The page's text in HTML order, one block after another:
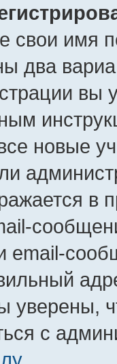
свои имя
два
вы
новые
в
email-
уверены,
с